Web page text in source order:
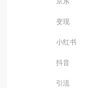
变现
小红书
抖音
引流